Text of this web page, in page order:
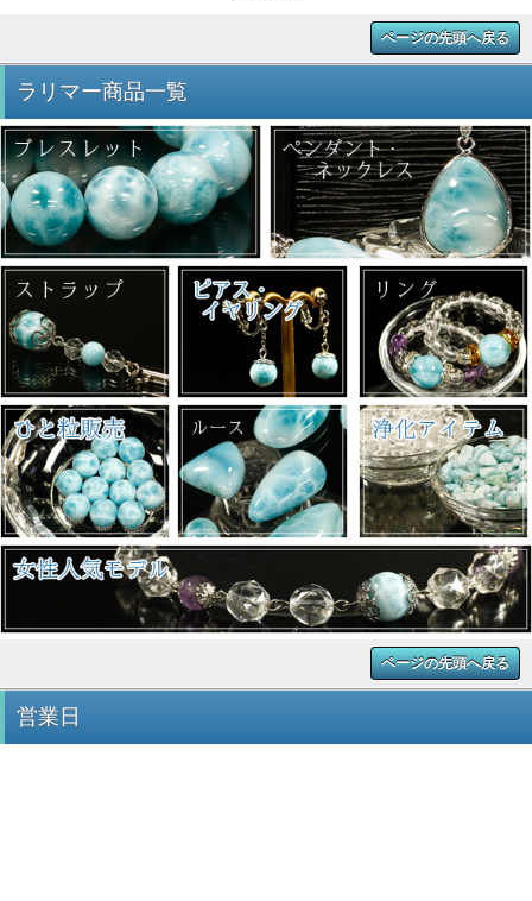
ページの先頭へ戻る
ラリマー商品一覧
ページの先頭へ戻る
営業日